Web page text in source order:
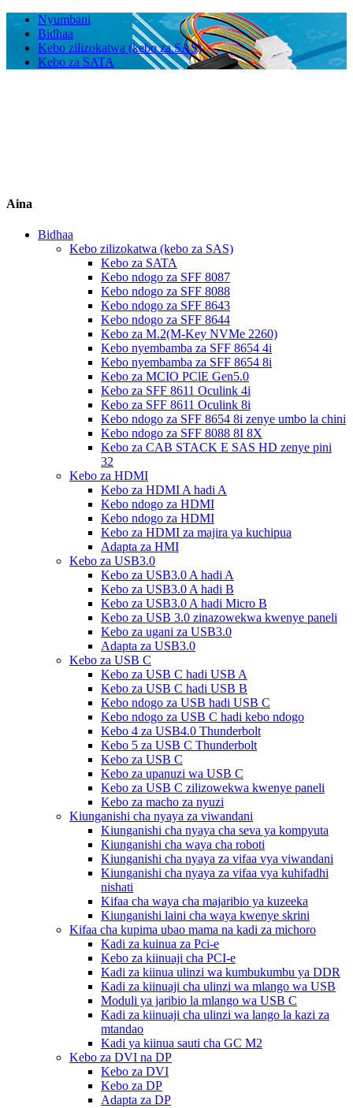
Nyumbani
Bidhaa
Kebo zilizokatwa (kebo za SAS)
Kebo za SATA
Aina
Bidhaa
Kebo zilizokatwa (kebo za SAS)
Kebo za SATA
Kebo ndogo za SFF 8087
Kebo ndogo za SFF 8088
Kebo ndogo za SFF 8643
Kebo ndogo za SFF 8644
Kebo za M.2(M-Key NVMe 2260)
Kebo nyembamba za SFF 8654 4i
Kebo nyembamba za SFF 8654 8i
Kebo za MCIO PClE Gen5.0
Kebo za SFF 8611 Oculink 4i
Kebo za SFF 8611 Oculink 8i
Kebo ndogo za SFF 8654 8i zenye umbo la chini
Kebo ndogo za SFF 8088 8I 8X
Kebo za CAB STACK E SAS HD zenye pini
32
Kebo za HDMI
Kebo za HDMI A hadi A
Kebo ndogo za HDMI
Kebo ndogo za HDMI
Kebo za HDMI za majira ya kuchipua
Adapta za HMI
Kebo za USB3.0
Kebo za USB3.0 A hadi A
Kebo za USB3.0 A hadi B
Kebo za USB3.0 A hadi Micro B
Kebo za USB 3.0 zinazowekwa kwenye paneli
Kebo za ugani za USB3.0
Adapta za USB3.0
Kebo za USB C
Kebo za USB C hadi USB A
Kebo za USB C hadi USB B
Kebo ndogo za USB hadi USB C
Kebo ndogo za USB C hadi kebo ndogo
Kebo 4 za USB4.0 Thunderbolt
Kebo 5 za USB C Thunderbolt
Kebo za USB C
Kebo za upanuzi wa USB C
Kebo za USB C zilizowekwa kwenye paneli
Kebo za macho za nyuzi
Kiunganishi cha nyaya za viwandani
Kiunganishi cha nyaya cha seva ya kompyuta
Kiunganishi cha waya cha roboti
Kiunganishi cha nyaya za vifaa vya viwandani
Kiunganishi cha nyaya za vifaa vya kuhifadhi
nishati
Kifaa cha waya cha majaribio ya kuzeeka
Kiunganishi laini cha waya kwenye skrini
Kifaa cha kupima ubao mama na kadi za michoro
Kadi za kuinua za Pci-e
Kebo za kiinuaji cha PCI-e
Kadi za kiinua ulinzi wa kumbukumbu ya DDR
Kadi za kiinuaji cha ulinzi wa mlango wa USB
Moduli ya jaribio la mlango wa USB C
Kadi za kiinuaji cha ulinzi wa lango la kazi za
mtandao
Kadi ya kiinua sauti cha GC M2
Kebo za DVI na DP
Kebo za DVI
Kebo za DP
Adapta za DP